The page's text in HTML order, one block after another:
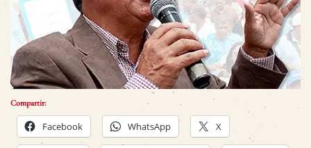
Compartir:
Facebook WhatsApp X